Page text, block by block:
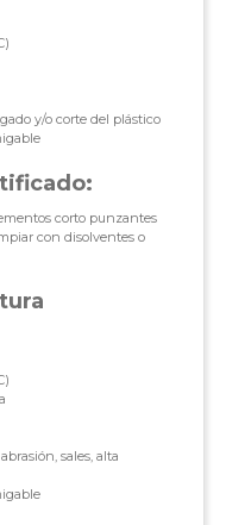
y/o corte del plástico
corto punzantes
con disolventes o
sales, alta